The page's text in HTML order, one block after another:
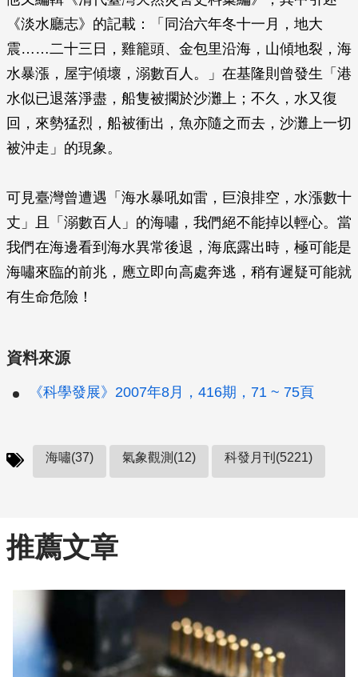
《淡水廳志》的記載：「同治六年冬十一月，地大
震……二十三日，雞籠頭、金包里沿海，山傾地裂，海
水暴漲，屋宇傾壞，溺數百人。」在基隆則曾發生「港
水似已退落淨盡，船隻被擱於沙灘上；不久，水又復
回，來勢猛烈，船被衝出，魚亦隨之而去，沙灘上一切
被沖走」的現象。
可見臺灣曾遭遇「海水暴吼如雷，巨浪排空，水漲數十
丈」且「溺數百人」的海嘯，我們絕不能掉以輕心。當
我們在海邊看到海水異常後退，海底露出時，極可能是
海嘯來臨的前兆，應立即向高處奔逃，稍有遲疑可能就
有生命危險！
資料來源
《科學發展》2007年8月，416期，71 ~ 75頁
海嘯(37) 氣象觀測(12) 科發月刊(5221)
推薦文章